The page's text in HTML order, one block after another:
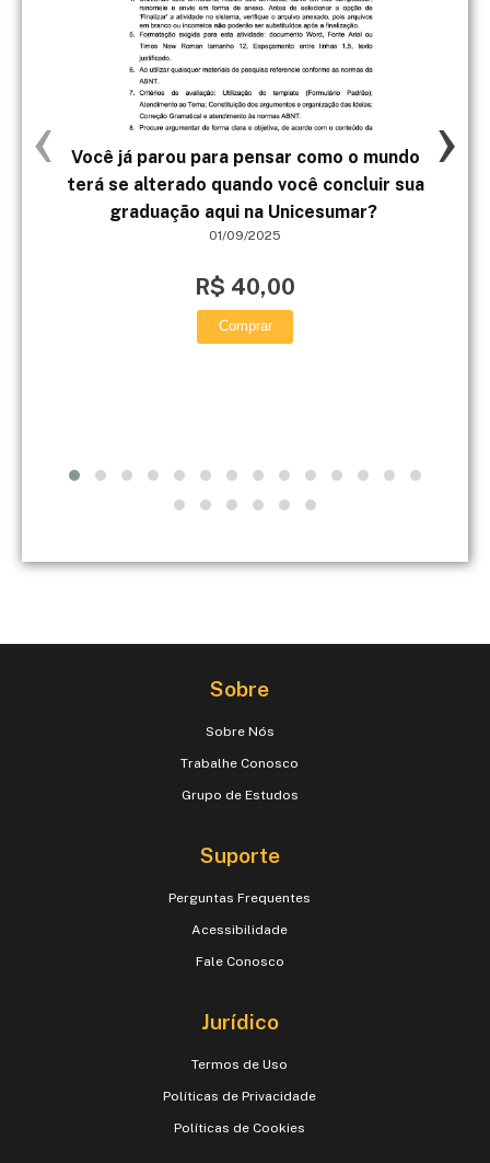
Você já parou para pensar como o mundo
terá se alterado quando você concluir sua
graduação aqui na Unicesumar?
01/09/2025
R$ 40,00
Comprar
‹ ›
Sobre
Sobre Nós
Trabalhe Conosco
Grupo de Estudos
Suporte
Perguntas Frequentes
Acessibilidade
Fale Conosco
Jurídico
Termos de Uso
Políticas de Privacidade
Políticas de Cookies